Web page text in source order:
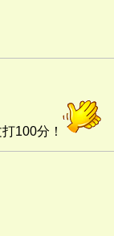
100分！